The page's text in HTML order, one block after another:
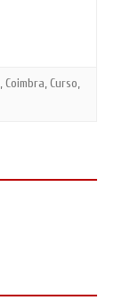
,Coimbra,Curso,